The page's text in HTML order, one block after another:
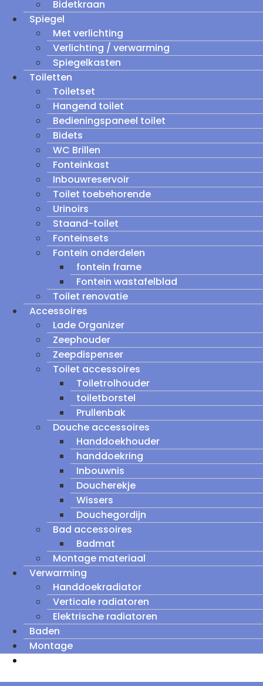
Bidetkraan
Spiegel
Met verlichting
Verlichting / verwarming
Spiegelkasten
Toiletten
Toiletset
Hangend toilet
Bedieningspaneel toilet
Bidets
WC Brillen
Fonteinkast
Inbouwreservoir
Toilet toebehorende
Urinoirs
Staand-toilet
Fonteinsets
Fontein onderdelen
fontein frame
Fontein wastafelblad
Toilet renovatie
Accessoires
Lade Organizer
Zeephouder
Zeepdispenser
Toilet accessoires
Toiletrolhouder
toiletborstel
Prullenbak
Douche accessoires
Handdoekhouder
handdoekring
Inbouwnis
Doucherekje
Wissers
Douchegordijn
Bad accessoires
Badmat
Montage materiaal
Verwarming
Handdoekradiator
Verticale radiatoren
Elektrische radiatoren
Baden
Montage